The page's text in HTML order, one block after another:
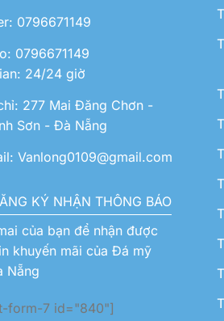
0796671149
0796671149
24/24 giờ
277 Mai Đăng Chơn -
Sơn - Đà Nẵng
Vanlong0109@gmail.com
KÝ NHẬN THÔNG BÁO
của bạn để nhận được
khuyến mãi của Đá mỹ
Nẵng
form-7 id="840"]